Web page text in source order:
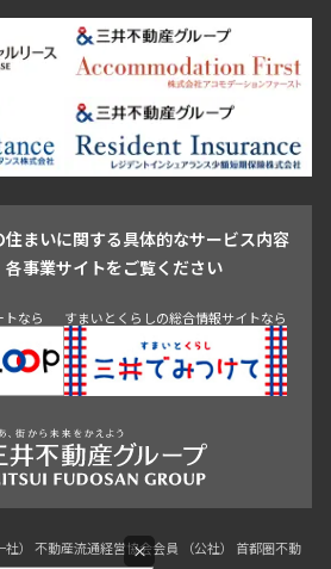
楽坂・飯田橋
三田・芝・浜松町
勝どき・豊洲
本郷・春日・小石川
馬場・早稲田
寺・学芸大学・自由が丘
城・砧
池袋・板橋・王子
新宿 品川
目黒・中目黒
江東区 台東区 墨田区
中野区
練馬区 荒川区
足立区
まいに関する具体的なサービス内容
各事業サイトをご覧ください
なら すまいとくらしの総合情報サイトなら
） 不動産流通経営協会会員 （公社） 首都圏不動
×